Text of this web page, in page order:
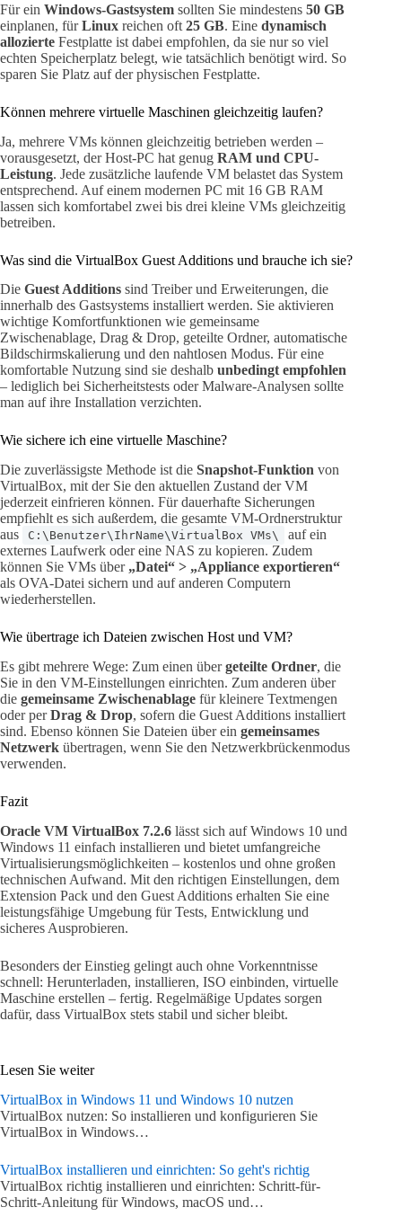
Für ein Windows-Gastsystem sollten Sie mindestens 50 GB
einplanen, fürLinux reichen oft 25 GB. Eine dynamisch
allozierte Festplatte ist dabei empfohlen, da sie nur so viel
echten Speicherplatz belegt, wie tatsächlich benötigt wird. So
sparen Sie Platz auf der physischen Festplatte.
Können mehrere virtuelle Maschinen gleichzeitig laufen?
Ja, mehrere VMs können gleichzeitig betrieben werden –
vorausgesetzt, der Host-PC hat genug RAM und CPU-
Leistung. Jede zusätzliche laufende VM belastet das System
entsprechend. Auf einem modernen PC mit 16 GB RAM
lassen sich komfortabel zwei bis drei kleine VMs gleichzeitig
betreiben.
Was sind die VirtualBox Guest Additions und brauche ich sie?
Die Guest Additions sind Treiber und Erweiterungen, die
innerhalb des Gastsystems installiert werden. Sie aktivieren
wichtige Komfortfunktionen wie gemeinsame
Zwischenablage, Drag & Drop, geteilte Ordner, automatische
Bildschirmskalierung und den nahtlosen Modus. Für eine
komfortable Nutzung sind sie deshalb unbedingt empfohlen
– lediglich bei Sicherheitstests oder Malware-Analysen sollte
man auf ihre Installation verzichten.
Wie sichere ich eine virtuelle Maschine?
Die zuverlässigste Methode ist die Snapshot-Funktion von
VirtualBox, mit der Sie den aktuellen Zustand der VM
jederzeit einfrieren können. Für dauerhafte Sicherungen
empfiehlt es sich außerdem, die gesamte VM-Ordnerstruktur
aus
C:\Benutzer\IhrName\VirtualBox VMs\
auf ein
externes Laufwerk oder eine NAS zu kopieren. Zudem
können Sie VMs über „Datei“ > „Appliance exportieren“
als OVA-Datei sichern und auf anderen Computern
wiederherstellen.
Wie übertrage ich Dateien zwischen Host und VM?
Es gibt mehrere Wege: Zum einen übergeteilte Ordner, die
Sie in den VM-Einstellungen einrichten. Zum anderen über
die gemeinsame Zwischenablage für kleinere Textmengen
oder perDrag & Drop, sofern die Guest Additions installiert
sind. Ebenso können Sie Dateien über ein gemeinsames
Netzwerk übertragen, wenn Sie den Netzwerkbrückenmodus
verwenden.
Fazit
Oracle VM VirtualBox 7.2.6 lässt sich auf Windows 10 und
Windows 11 einfach installieren und bietet umfangreiche
Virtualisierungsmöglichkeiten – kostenlos und ohne großen
technischen Aufwand. Mit den richtigen Einstellungen, dem
Extension Pack und den Guest Additions erhalten Sie eine
leistungsfähige Umgebung für Tests, Entwicklung und
sicheres Ausprobieren.
Besonders der Einstieg gelingt auch ohne Vorkenntnisse
schnell: Herunterladen, installieren, ISO einbinden, virtuelle
Maschine erstellen – fertig. Regelmäßige Updates sorgen
dafür, dass VirtualBox stets stabil und sicher bleibt.
Lesen Sie weiter
VirtualBox in Windows 11 und Windows 10 nutzen
VirtualBox nutzen: So installieren und konfigurieren Sie
VirtualBox in Windows…
VirtualBox installieren und einrichten: So geht's richtig
VirtualBox richtig installieren und einrichten: Schritt-für-
Schritt-Anleitung für Windows, macOS und…